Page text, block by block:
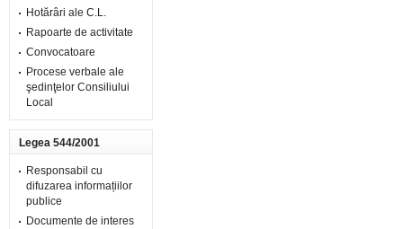
Hotărâri ale C.L.
Rapoarte de activitate
Convocatoare
Procese verbale ale
şedinţelor Consiliului
Local
Legea 544/2001
Responsabil cu
difuzarea informațiilor
publice
Documente de interes